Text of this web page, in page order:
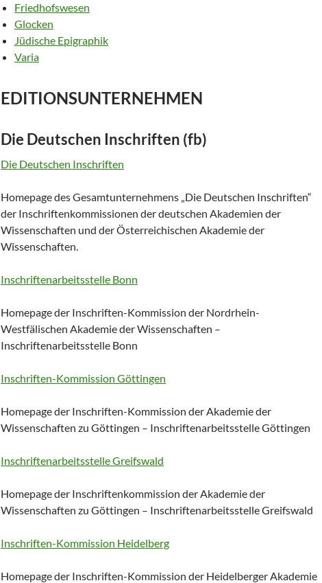
Friedhofswesen
Glocken
Jüdische Epigraphik
Varia
EDITIONSUNTERNEHMEN
Die Deutschen Inschriften (fb)
Die Deutschen Inschriften
Homepage des Gesamtunternehmens „Die Deutschen Inschriften“
der Inschriftenkommissionen der deutschen Akademien der
Wissenschaften und der Österreichischen Akademie der
Wissenschaften.
Inschriftenarbeitsstelle Bonn
Homepage der Inschriften-Kommission der Nordrhein-
Westfälischen Akademie der Wissenschaften –
Inschriftenarbeitsstelle Bonn
Inschriften-Kommission Göttingen
Homepage der Inschriften-Kommission der Akademie der
Wissenschaften zu Göttingen – Inschriftenarbeitsstelle Göttingen
Inschriftenarbeitsstelle Greifswald
Homepage der Inschriftenkommission der Akademie der
Wissenschaften zu Göttingen – Inschriftenarbeitsstelle Greifswald
Inschriften-Kommission Heidelberg
Homepage der Inschriften-Kommission der Heidelberger Akademie